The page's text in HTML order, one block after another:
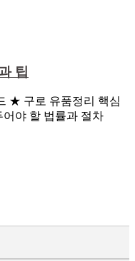
팁
★ 구로 유품정리 핵심
야 할 법률과 절차